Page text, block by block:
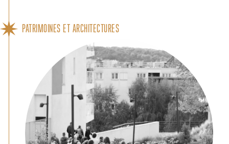
PATRIMOINES ET ARCHITECTURES